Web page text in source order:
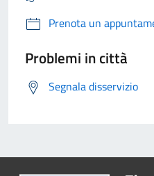
Prenota un
Problemi in città
Segnala disservizio